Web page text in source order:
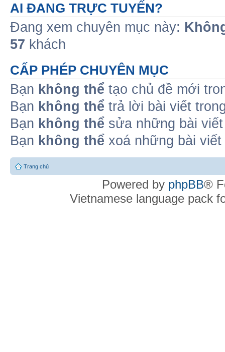
AI ĐANG TRỰC TUYẾN?
Đang xem chuyên mục này:
57 khách
CẤP PHÉP CHUYÊN MỤC
Bạn không thể tạo chủ đề mới
Bạn không thể trả lời bài viết
Bạn không thể sửa những bài
Bạn không thể xoá những bài
Trang chủ
Powered by phpBB®
Vietnamese language pack